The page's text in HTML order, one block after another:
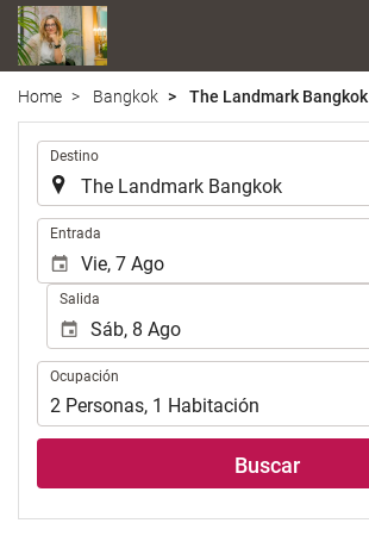
Home Bangkok The Landmark Bangkok
Introduzca
lugar
de
destino
en
que
realizar
búsqueda
de
Destino
Introduzca
las
fechas
inicio
fin
para
realizar
Entrada
Salida
Ocupación
Ocupación
2 Personas, 1 Habitación
Buscar